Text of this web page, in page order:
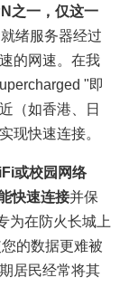
之一，仅这一
绪服务器经过
的网速。在我
"即
（如香港、日
现快速连接。
或校园网络
快速连接并保
为在防火长城上
的数据更难被
居民经常将其